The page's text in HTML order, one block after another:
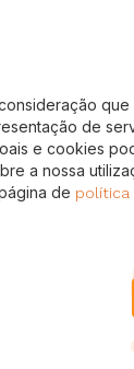
que
de
e cookies
a nossa
de política